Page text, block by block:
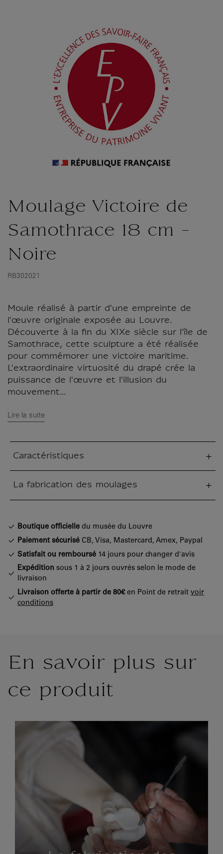
Moulage Victoire de
Samothrace 18 cm -
Noire
RB302021
Moule réalisé à partir d'une empreinte de
l'œuvre originale exposée au Louvre.
Découverte à la fin du XIXe siècle sur l'île de
Samothrace, cette sculpture a été réalisée
pour commémorer une victoire maritime.
L'extraordinaire virtuosité du drapé crée la
puissance de l'œuvre et l'illusion du
mouvement...
Lire la suite
Caractéristiques
La fabrication des moulages
Boutique officielle du musée du Louvre
Paiement sécurisé CB, Visa, Mastercard, Amex, Paypal
Satisfait ou remboursé 14 jours pour changer d'avis
Expédition sous 1 à 2 jours ouvrés selon le mode de
livraison
Livraison offerte à partir de 80€en Point de retrait voir
conditions
En savoir plus sur
ce produit